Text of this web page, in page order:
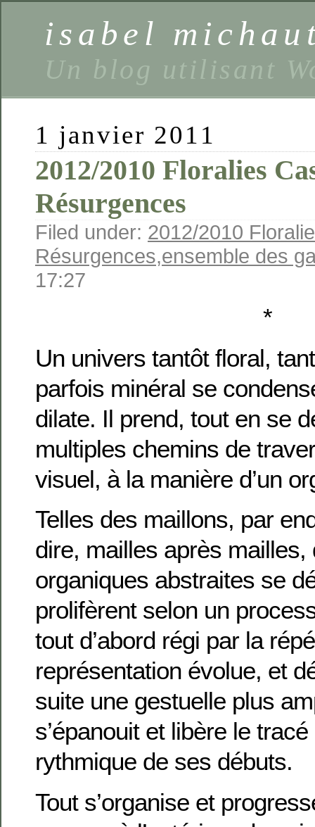
isabel
Un blog utilisant
1 janvier 2011
2012/2010 Floralies
Résurgences
Filed under: 2012/2010
Résurgences,ensemble des
17:27
*
Un univers tantôt floral,
parfois minéral se
dilate. Il prend, tout en se
multiples chemins de
visuel, à la manière d’un
Telles des maillons, par
dire, mailles après mailles,
organiques abstraites se
prolifèrent selon un
tout d’abord régi par la
représentation évolue, et
suite une gestuelle plus
s’épanouit et libère le
rythmique de ses débuts.
Tout s’organise et